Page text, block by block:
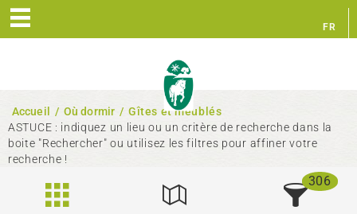
FR
Accueil / Où dormir / Gîtes et meublés
ASTUCE : indiquez un lieu ou un critère de recherche dans la
boite "Rechercher" ou utilisez les filtres pour affiner votre
recherche !
306